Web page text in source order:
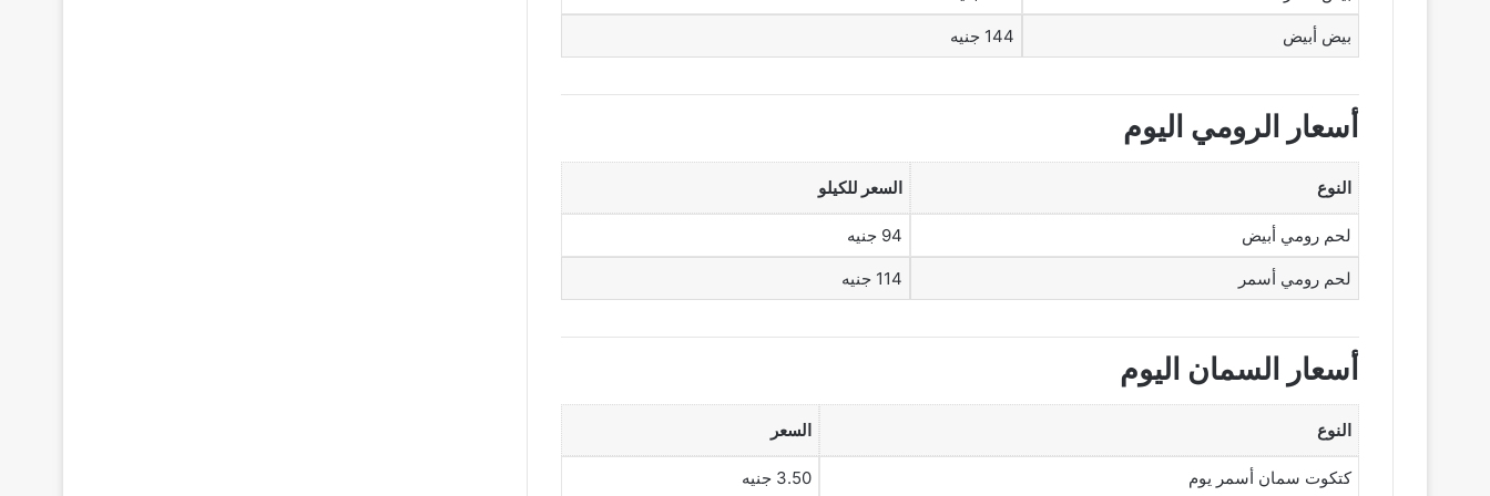
بيض أبيض 144 جنيه
أسعار الرومي اليوم
النوع السعر للكيلو
لحم رومي أبيض 94 جنيه
لحم رومي أسمر 114 جنيه
أسعار السمان اليوم
النوع السعر
كتكوت سمان أسمر يوم 3.50 جنيه